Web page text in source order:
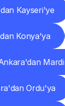
Kayseri'ye
Konya'ya
Ordu'ya